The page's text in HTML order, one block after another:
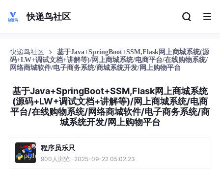
快递鸟社区
快递鸟社区
基于Java+SpringBoot+SSM,Flask网上商城系统(源
码+LW+调试文档+讲解等)/网上商城系统/电商平台/在线购物系统/
网络商城软件/电子商务系统/商城系统开发/网上购物平台
基于Java+SpringBoot+SSM,Flask网上商城系统
(源码+LW+调试文档+讲解等)/网上商城系统/电商
平台/在线购物系统/网络商城软件/电子商务系统/商
城系统开发/网上购物平台
程序员乐只
900人浏览 · 2025-09-22 05:02:23